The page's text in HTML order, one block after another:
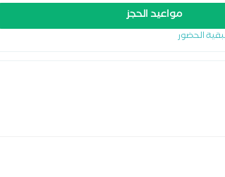
مواعيد الحجز
الحضور